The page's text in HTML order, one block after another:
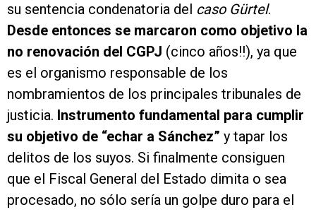
su sentencia condenatoria del caso Gürtel.
Desde entonces se marcaron como objetivo la
no renovación del CGPJ (cinco años!!), ya que
es el organismo responsable de los
nombramientos de los principales tribunales de
justicia. Instrumento fundamental para cumplir
su objetivo de “echar a Sánchez” y tapar los
delitos de los suyos. Si finalmente consiguen
que el Fiscal General del Estado dimita o sea
procesado, no sólo sería un golpe duro para el